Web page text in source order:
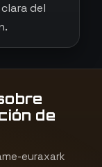
del
de
euraxark